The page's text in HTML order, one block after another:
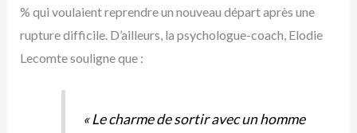
% qui voulaient reprendre un nouveau départ après une
rupture difficile. D’ailleurs, la psychologue-coach, Elodie
Lecomte souligne que :
«Le charme de sortir avec un homme